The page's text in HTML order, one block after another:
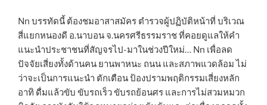
Nn บรรทัดนี้ ต้องชมอาสาสมัคร ตำรวจผู้ปฏิบัติหน้าที่ บริเวณ
สี่แยกหนองดี อ.นาบอน จ.นครศรีธรรมราช ที่คอยดูแลให้คำ
แนะนำประชาชนที่สัญจรไป-มาในช่วงปีใหม่… Nn เพื่อลด
ปัจจัยเสี่ยงทั้งด้านคน ยานพาหนะ ถนน และสภาพแวดล้อม ไม่
ว่าจะเป็นการแนะนำ ตักเตือน ป้องปรามพฤติกรรมเสี่ยงหลัก
อาทิ ดื่มแล้วขับ ขับรถเร็ว ขับรถย้อนศร และการไม่สวมหมวก